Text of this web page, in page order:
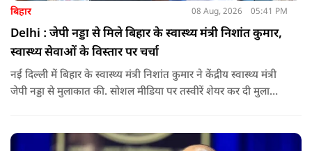
बिहार 08 Aug, 2026 05:41 PM
Delhi : जेपी नड्डा से मिले बिहार के स्वास्थ्य मंत्री निशांत कुमार,
स्वास्थ्य सेवाओं के विस्तार पर चर्चा
नई दिल्ली में बिहार के स्वास्थ्य मंत्री निशांत कुमार ने केंद्रीय स्वास्थ्य मंत्री
जेपी नड्डा से मुलाकात की. सोशल मीडिया पर तस्वीरें शेयर कर दी मुलाकात